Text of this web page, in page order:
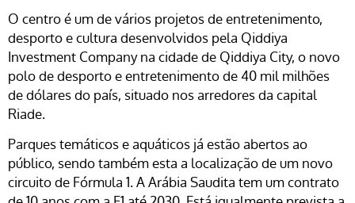
O centro é um de vários projetos de entretenimento,
desporto e cultura desenvolvidos pela Qiddiya
Investment Companyna cidade de Qiddiya City, o novo
polo de desporto e entretenimento de 40 mil milhões
de dólares do país, situado nos arredores da capital
Riade.
Parques temáticos e aquáticos já estão abertos ao
público, sendo também esta a localização de um novo
circuito de Fórmula 1. A Arábia Saudita tem um contrato